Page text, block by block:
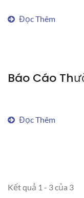
Đọc Thêm
Báo Cáo
Đọc Thêm
Kết quả 1 - 3 của 3